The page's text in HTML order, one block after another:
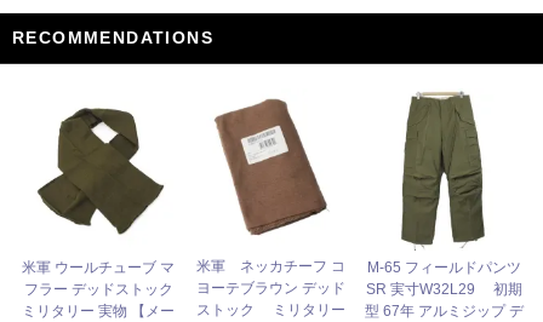
RECOMMENDATIONS
米軍 ウールチューブ マ
フラー デッドストック
ミリタリー 実物 【メー
米軍 ネッカチーフ コ
ヨーテブラウン デッド
ストック ミリタリー
M-65 フィールドパンツ
SR 実寸W32L29 初期
型 67年 アルミジップ デ